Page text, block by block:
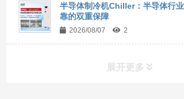
半导体制冷机Chiller：半导体行
靠的双重保障
2026/08/07 2
展开更多